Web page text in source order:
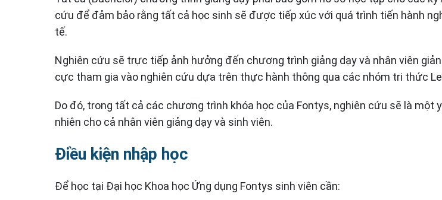
cứu để đảm bảo rằng tất cả học sinh sẽ được tiếp xúc với quá trình tiến hành
tế.
Nghiên cứu sẽ trực tiếp ảnh hưởng đến chương trình giảng dạy và nhân viên
cực tham gia vào nghiên cứu dựa trên thực hành thông qua các nhóm tri thức
Do đó, trong tất cả các chương trình khóa học của Fontys, nghiên cứu sẽ là một
nhiên cho cả nhân viên giảng dạy và sinh viên.
Điều kiện nhập học
Để học tại Đại học Khoa học Ứng dụng Fontys sinh viên cần: